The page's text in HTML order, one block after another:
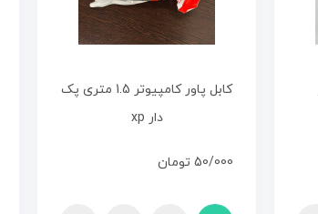
کابل پاور کامپیوتر 1.5 متری پک
دار xp
50/000 تومان